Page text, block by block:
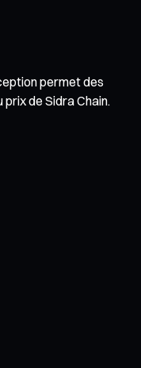
permet des
de Sidra Chain.